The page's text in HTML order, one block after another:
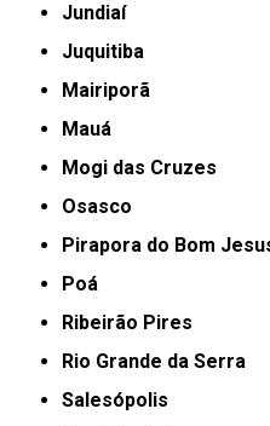
Jundiaí
Juquitiba
Mairiporã
Mauá
Mogi das Cruzes
Osasco
Pirapora do Bom
Poá
Ribeirão Pires
Rio Grande da Serra
Salesópolis